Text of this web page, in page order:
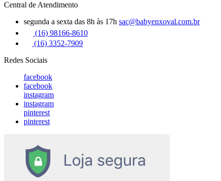
Central de Atendimento
segunda a sexta das 8h às 17h sac@babyenxoval.com.br
(16) 98166-8610
(16) 3352-7909
Redes Sociais
facebook
facebook
instagram
instagram
pinterest
pinterest